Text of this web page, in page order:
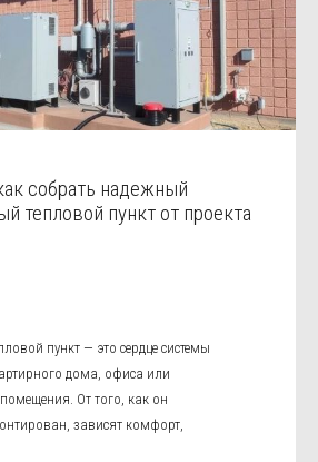
собрать надежный
тепловой пункт от проекта
пункт — это сердце системы
дома, офиса или
От того, как он
зависят комфорт,